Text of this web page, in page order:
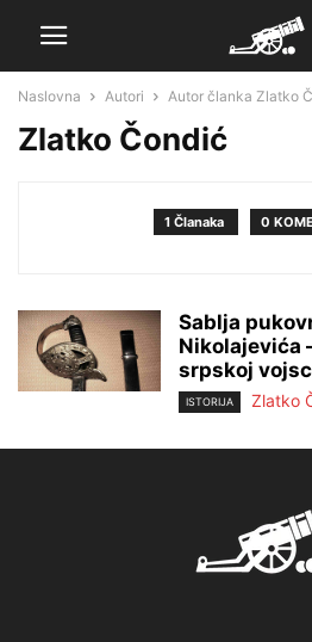
Naslovna Autori Autor članka Zlatko
Zlatko Čondić
1 Članaka 0
Sablja
Nikolajevića
srpskoj
ISTORIJA Zlatko